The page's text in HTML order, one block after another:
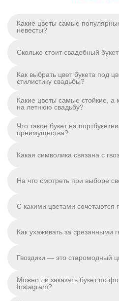
Какие цветы самые
невесты?
Сколько стоит свадебный
Как выбрать цвет букета под
стилистику свадьбы?
Какие цветы самые стойкие, а
на летнюю свадьбу?
Что такое букет на
преимущества?
Какая символика связана с
На что смотреть при выборе
С какими цветами сочетаются
Как ухаживать за срезанными
Гвоздики — это старомодный
Можно ли заказать букет по
Instagram?